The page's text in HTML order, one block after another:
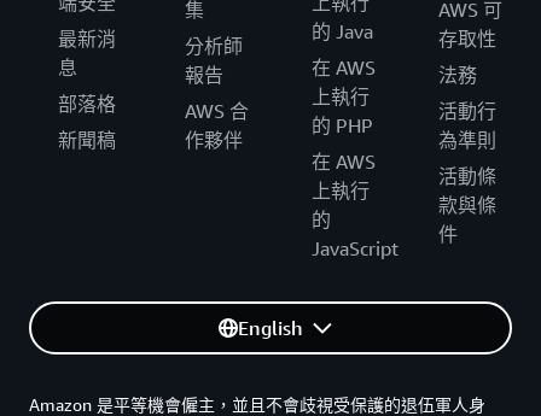
最新消
息
部落格
新聞稿
集
分析師
報告
AWS 合
作夥伴
的 Java
在 AWS
上執行
的 PHP
在 AWS
上執行
的
JavaScript
AWS 可
存取性
法務
活動行
為準則
活動條
款與條
件
English
Amazon 是平等機會僱主，並且不會歧視受保護的退伍軍人身